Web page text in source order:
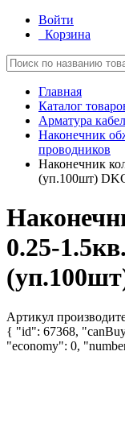
Войти
Корзина
Главная
Каталог
Арматура
Наконечник
проводников
Наконечник
(уп.100шт)
0.25-
Артикул
{ "id": 67368,
"economy": 0,